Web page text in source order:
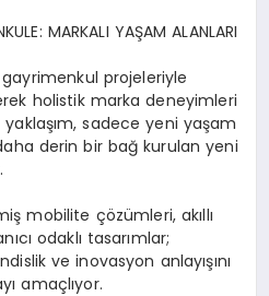
MARKALI YAŞAM ALANLARI
gayrimenkul projeleriyle
holistik marka deneyimleri
yaklaşım, sadece yeni yaşam
derin bir bağkurulan yeni
şmobilite çözümleri, akıllı
ıcı odaklı tasarımlar;
ve inovasyon anlayışını
ıamaçlıyor.